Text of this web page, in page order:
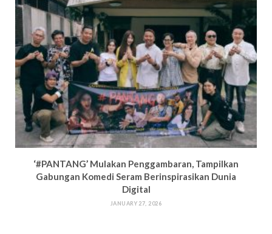
‘#PANTANG’ Mulakan Penggambaran, Tampilkan
Gabungan Komedi Seram Berinspirasikan Dunia
Digital
JANUARY 27, 2026